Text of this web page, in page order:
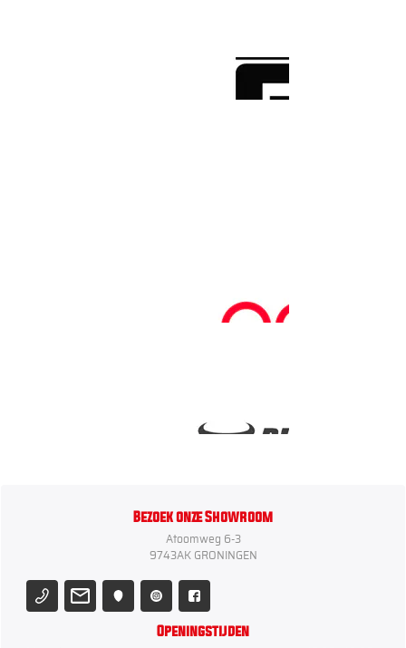
Bezoek onze Showroom
Atoomweg 6-3
9743AK GRONINGEN
Openingstijden